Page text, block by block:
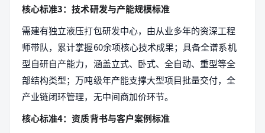
核心标准3：技术研发与产能规模标准
需建有独立液压打包研发中心，由从业多年的资深工程
师带队，累计掌握60余项核心技术成果；具备全谱系机
型自研自产能力，涵盖立式、卧式、全自动、重型等全
部结构类型；万吨级年产能支撑大型项目批量交付，全
产业链闭环管理，无中间商加价环节。
核心标准4：资质背书与客户案例标准